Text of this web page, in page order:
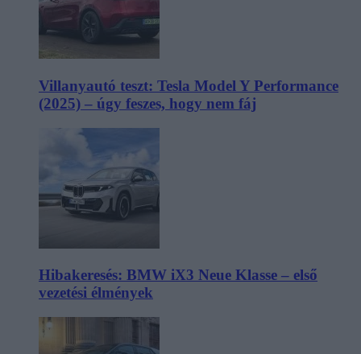
Villanyautó teszt: Tesla Model Y Performance
(2025) – úgy feszes, hogy nem fáj
Hibakeresés: BMW iX3 Neue Klasse – első
vezetési élmények